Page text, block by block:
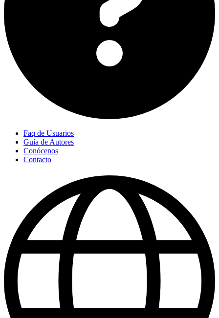
Faq de Usuarios
Guía de Autores
Conócenos
Contacto